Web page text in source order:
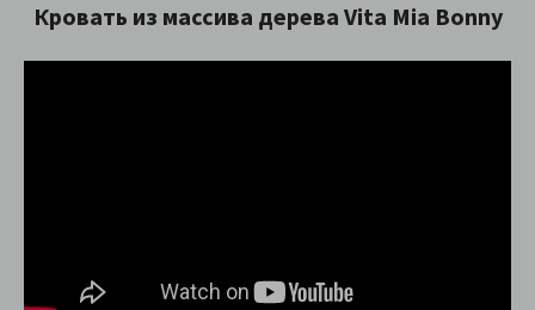
Кровать из массива дерева Vita Mia Bonny